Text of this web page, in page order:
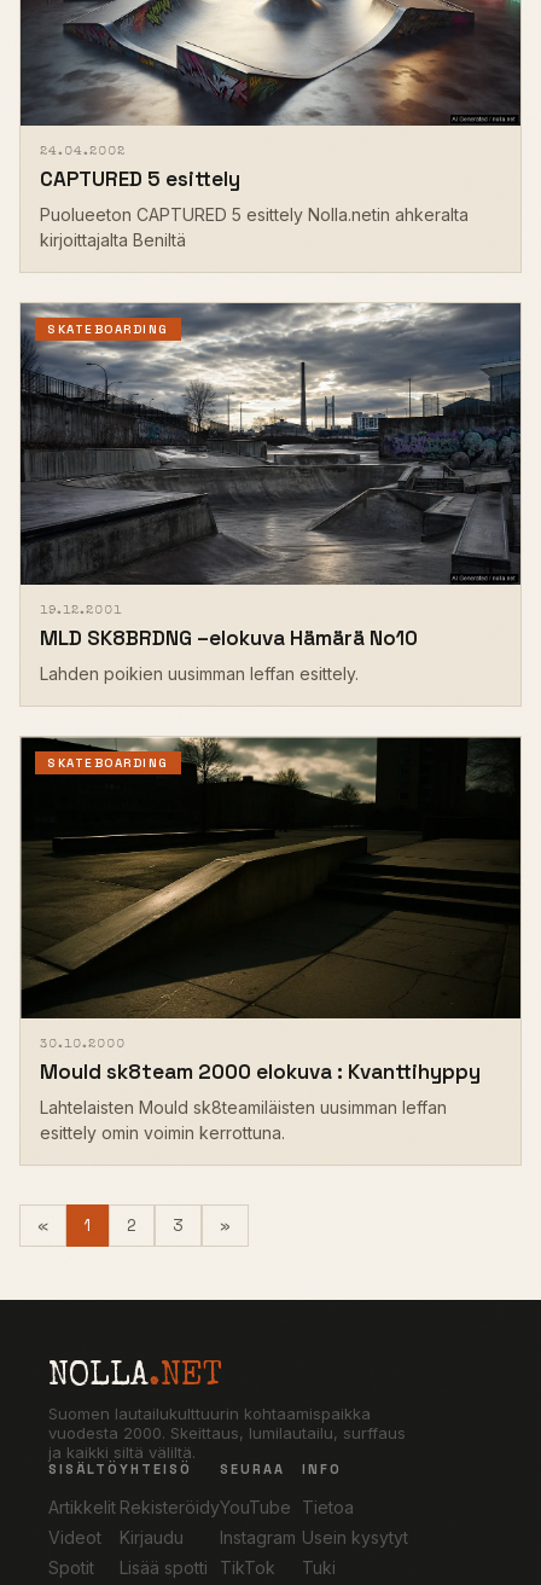
24.04.2002
CAPTURED 5 esittely
Puolueeton CAPTURED 5 esittely Nolla.netin ahkeralta
kirjoittajalta Beniltä
SKATEBOARDING
19.12.2001
MLD SK8BRDNG –elokuva Hämärä No10
Lahden poikien uusimman leffan esittely.
SKATEBOARDING
30.10.2000
Mould sk8team 2000 elokuva : Kvanttihyppy
Lahtelaisten Mould sk8teamiläisten uusimman leffan
esittely omin voimin kerrottuna.
« 1 (current)
2 3 »
NOLLA.NET
Suomen lautailukulttuurin kohtaamispaikka
vuodesta 2000. Skeittaus, lumilautailu, surffaus
ja kaikki siltä väliltä.
SISÄLTÖ
Artikkelit
Videot
Spotit
YHTEISÖ
Rekisteröidy
Kirjaudu
Lisää spotti
SEURAA
YouTube
Instagram
TikTok
INFO
Tietoa
Usein kysytyt
Tuki